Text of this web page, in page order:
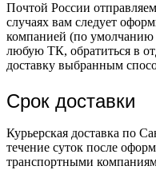
Почтой России
случаях вам следует
компанией (по
любую ТК, обратиться в
доставку выбранным
Срок доставки
Курьерская доставка по
течение суток после
транспортными